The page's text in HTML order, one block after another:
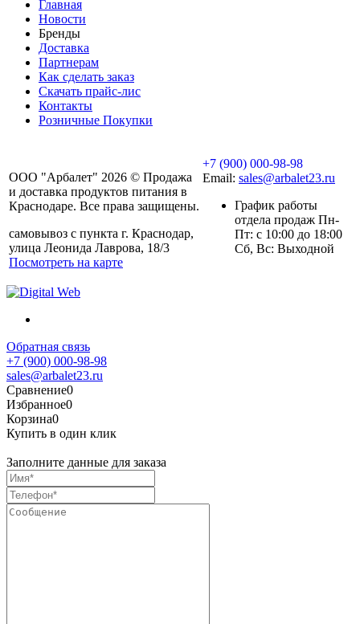
Главная
Новости
Бренды
Доставка
Партнерам
Как сделать заказ
Скачать прайс-лис
Контакты
Розничные Покупки
ООО "Арбалет" 2026 © Продажа
и доставка продуктов питания в
Краснодаре. Все права защищены.
самовывоз с пункта г. Краснодар,
улица Леонида Лаврова, 18/3
Посмотреть на карте
+7 (900) 000-98-98
Email: sales@arbalet23.ru
График работы
отдела продаж Пн-
Пт: с 10:00 до 18:00
Сб, Вс: Выходной
Обратная связь
+7 (900) 000-98-98
sales@arbalet23.ru
Сравнение0
Избранное0
Корзина0
Купить в один клик
Заполните данные для заказа